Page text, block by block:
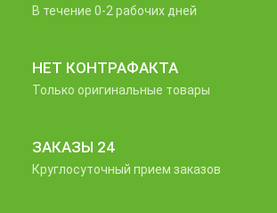
В течение 0-2 рабочих дней
НЕТ КОНТРАФАКТА
Только оригинальные товары
ЗАКАЗЫ 24
Круглосуточный прием заказов